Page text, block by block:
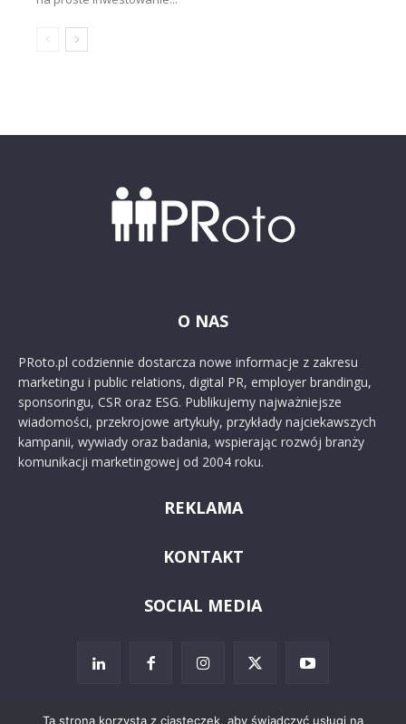
O NAS
PRoto.pl codziennie dostarcza nowe informacje z zakresu
marketingu i public relations, digital PR, employer brandingu,
sponsoringu, CSR oraz ESG. Publikujemy najważniejsze
wiadomości, przekrojowe artykuły, przykłady najciekawszych
kampanii, wywiady oraz badania, wspierając rozwój branży
komunikacji marketingowej od 2004 roku.
REKLAMA
KONTAKT
SOCIAL MEDIA
Ta strona korzysta z ciasteczek, aby świadczyć usługi na